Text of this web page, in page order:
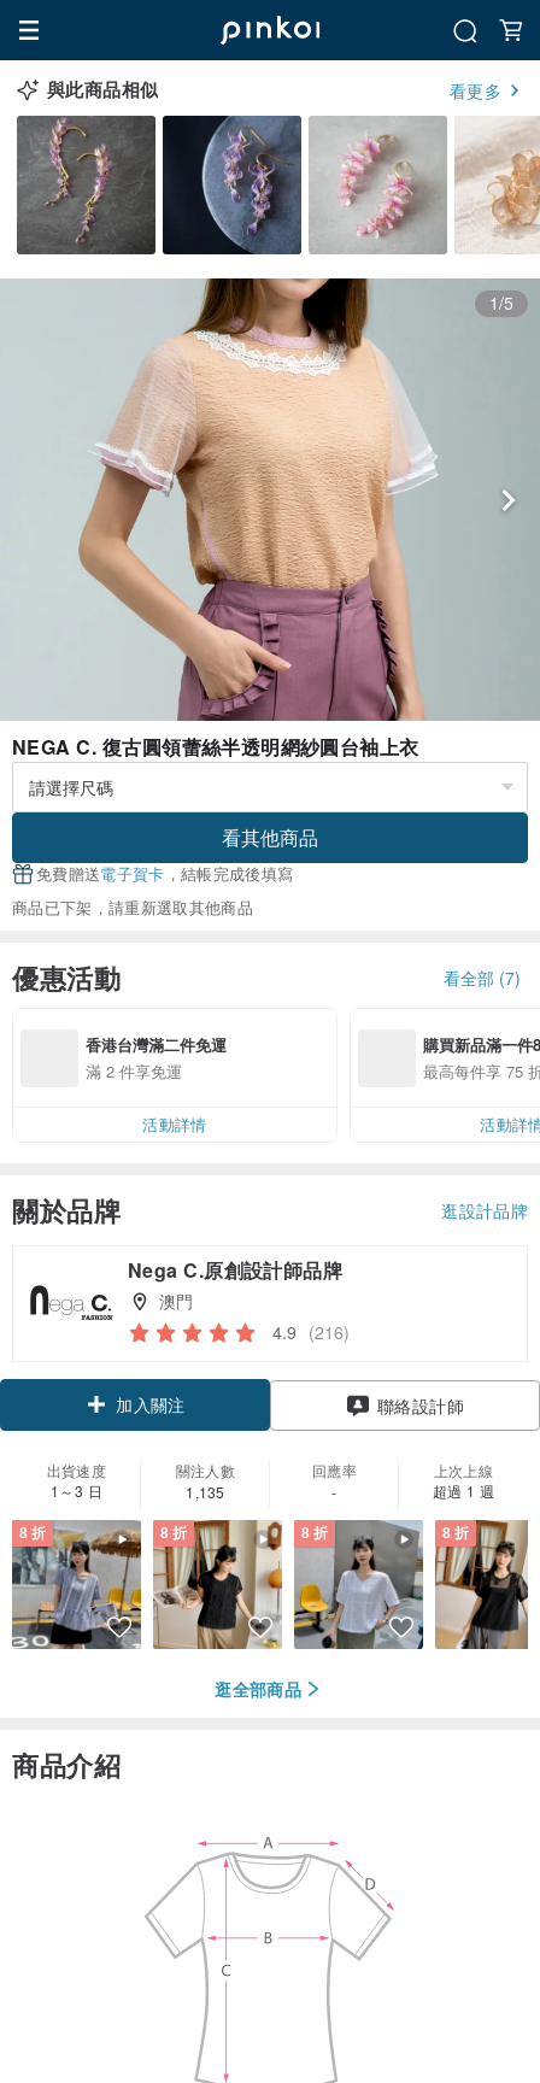
與此商品相似 看更多
1/5
NEGA C. 復古圓領蕾絲半透明網紗圓台袖上衣
看其他商品
免費贈送電子賀卡 ，結帳完成後填寫
商品已下架，請重新選取其他商品
優惠活動 看全部 (7)
香港台灣滿二件免運
滿 2 件享免運
活動詳情
購買新品滿一件
優惠
最高每件享 75
活動詳
關於品牌 逛設計品牌
Nega C.原創設計師品牌
澳門
4.9 (216)
加入關注 聯絡設計師
出貨速度
1～3 日
關注人數
1,135
回應率
-
上次上線
超過 1 週
8 折 8 折 8 折 8 折
逛全部商品
商品介紹